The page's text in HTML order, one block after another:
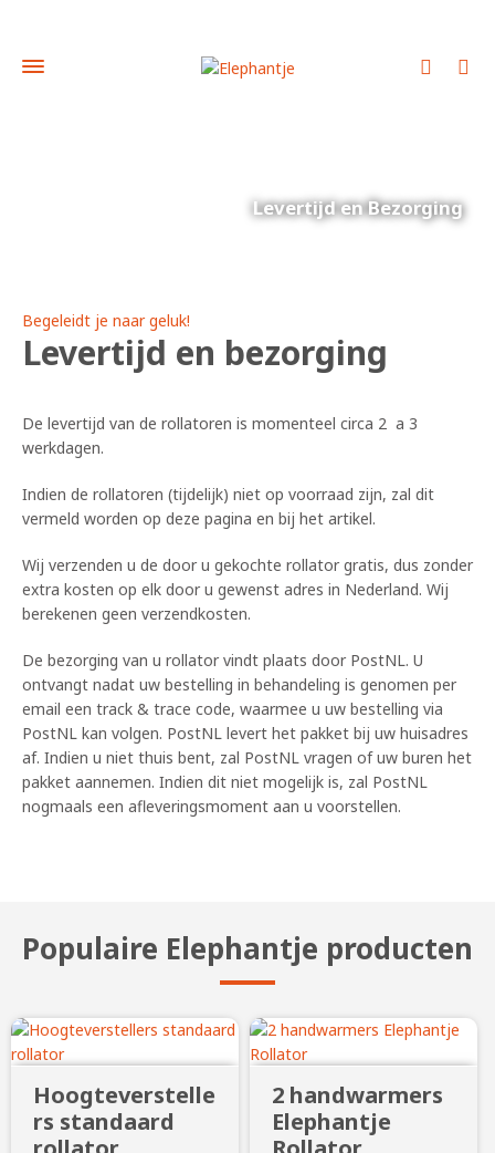
Levertijd en Bezorging
Begeleidt je naar geluk!
Levertijd en bezorging
De levertijd van de rollatoren is momenteel circa 2 a 3
werkdagen.
Indien de rollatoren (tijdelijk) niet op voorraad zijn, zal dit
vermeld worden op deze pagina en bij het artikel.
Wij verzenden u de door u gekochte rollator gratis, dus zonder
extra kosten op elk door u gewenst adres in Nederland. Wij
berekenen geen verzendkosten.
De bezorging van u rollator vindt plaats door PostNL. U
ontvangt nadat uw bestelling in behandeling is genomen per
email een track & trace code, waarmee u uw bestelling via
PostNL kan volgen. PostNL levert het pakket bij uw huisadres
af. Indien u niet thuis bent, zal PostNL vragen of uw buren het
pakket aannemen. Indien dit niet mogelijk is, zal PostNL
nogmaals een afleveringsmoment aan u voorstellen.
Populaire Elephantje producten
Hoogteverstelle
rs standaard
2 handwarmers
Elephantje